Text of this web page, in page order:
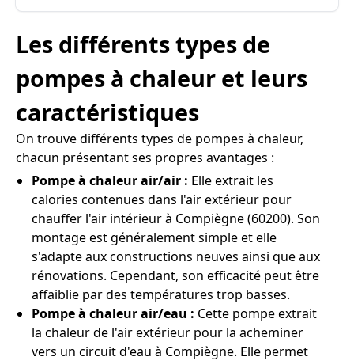
Les différents types de
pompes à chaleur et leurs
caractéristiques
On trouve différents types de pompes à chaleur,
chacun présentant ses propres avantages :
Pompe à chaleur air/air : Elle extrait les
calories contenues dans l'air extérieur pour
chauffer l'air intérieur à Compiègne (60200). Son
montage est généralement simple et elle
s'adapte aux constructions neuves ainsi que aux
rénovations. Cependant, son efficacité peut être
affaiblie par des températures trop basses.
Pompe à chaleur air/eau : Cette pompe extrait
la chaleur de l'air extérieur pour la acheminer
vers un circuit d'eau à Compiègne. Elle permet